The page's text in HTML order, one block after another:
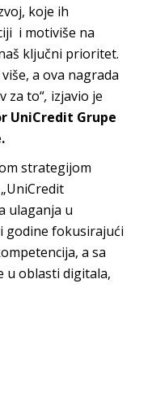
koje ih
i motiviše na
ključni prioritet.
a ova nagrada
za to“, izjavio je
UniCredit Grupe
strategijom
ulaganja u
godine fokusirajući
a sa
u oblasti digitala,